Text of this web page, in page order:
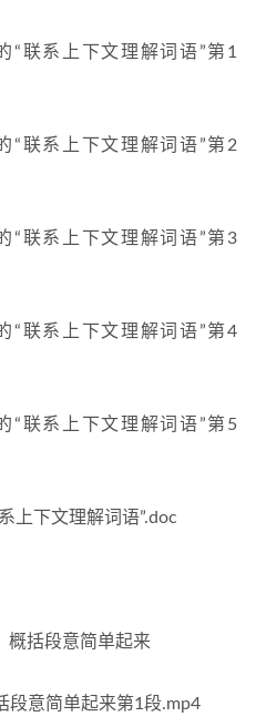
“联系上下文理解词语”第1
“联系上下文理解词语”第2
“联系上下文理解词语”第3
“联系上下文理解词语”第4
“联系上下文理解词语”第5
上下文理解词语”.doc
概括段意简单起来
段意简单起来第1段.mp4